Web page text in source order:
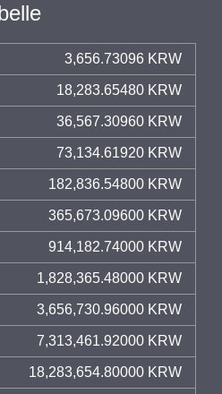
3,656.73096 KRW
18,283.65480 KRW
36,567.30960 KRW
73,134.61920 KRW
182,836.54800 KRW
365,673.09600 KRW
914,182.74000 KRW
1,828,365.48000 KRW
3,656,730.96000 KRW
7,313,461.92000 KRW
18,283,654.80000 KRW